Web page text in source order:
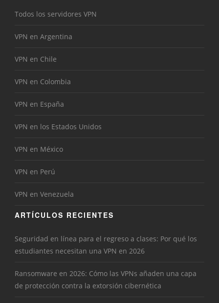
Todos los servidores VPN
VPN en Argentina
VPN en Chile
VPN en Colombia
VPN en España
VPN en los Estados Unidos
VPN en México
VPN en Perú
VPN en Venezuela
ARTÍCULOS RECIENTES
Seguridad en línea para el regreso a clases: Por qué los
estudiantes necesitan una VPN en 2026
Ransomware en 2026: Cómo las VPNs añaden una capa
de protección contra la extorsión cibernética